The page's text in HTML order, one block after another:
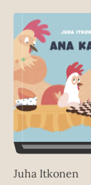
Juha Itkonen